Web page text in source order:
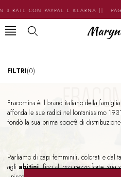
3 RATE CON PAYPAL E KLARNA ||
FILTRI(0)
Fracomina è il brand italiano della
affonda le sue radici nel lontanissimo
fondò la sua prima società di
Parliamo di capi femminili, colorati e dal
agli abitini, fino al loro pezzo forte, sua